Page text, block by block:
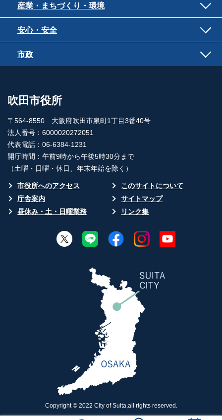
産業・まちづくり・環境
安心・安全
市政
吹田市役所
〒564-8550 大阪府吹田市泉町1丁目3番40号
法人番号：6000020272051
代表電話：06-6384-1231
開庁時間：午前9時から午後5時30分まで
（土曜・日曜・休日、年末年始を除く）
市役所へのアクセス
このサイトについて
庁舎案内
サイトマップ
昼休み・土・日曜業務
リンク集
Copyright © 2022 City of Suita,all rights reserved.